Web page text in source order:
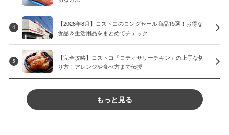
4
【2026年8月】コストコのロングセール商品15選！お得な
食品＆生活用品をまとめてチェック
5
【完全攻略】コストコ「ロティサリーチキン」の上手な切
り方！アレンジや食べ方まで伝授
もっと見る